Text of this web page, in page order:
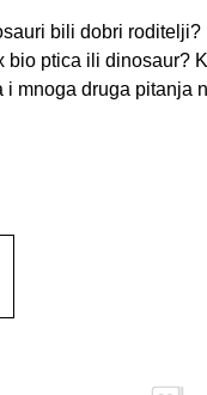
bili dobri
ptica ili dinosaur?
mnoga druga pitanja